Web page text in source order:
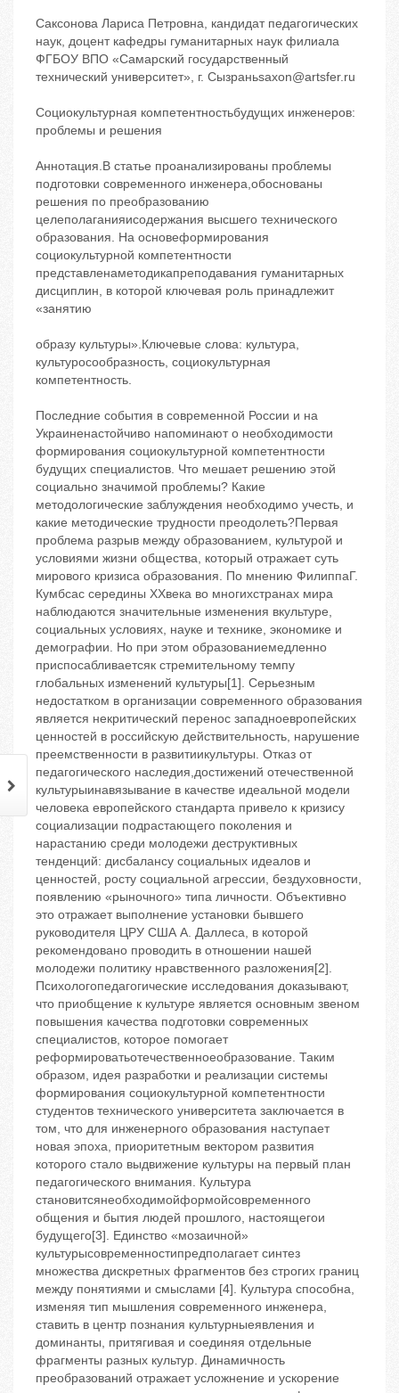
Саксонова Лариса Петровна, кандидат педагогических
наук, доцент кафедры гуманитарных наук филиала
ФГБОУ ВПО «Самарский государственный
технический университет», г. Сызраньsaxon@artsfer.ru
Социокультурная компетентностьбудущих инженеров:
проблемы и решения
Аннотация.В статье проанализированы проблемы
подготовки современного инженера,обоснованы
решения по преобразованию
целеполаганияисодержания высшего технического
образования. На основеформирования
социокультурной компетентности
представленаметодикапреподавания гуманитарных
дисциплин, в которой ключевая роль принадлежит
«занятию
образу культуры».Ключевые слова: культура,
культуросообразность, социокультурная
компетентность.
Последние события в современной России и на
Украиненастойчиво напоминают о необходимости
формирования социокультурной компетентности
будущих специалистов. Что мешает решению этой
социально значимой проблемы? Какие
методологические заблуждения необходимо учесть, и
какие методические трудности преодолеть?Первая
проблема разрыв между образованием, культурой и
условиями жизни общества, который отражает суть
мирового кризиса образования. По мнению ФилиппаГ.
Кумбсас середины XXвека во многихстранах мира
наблюдаются значительные изменения вкультуре,
социальных условиях, науке и технике, экономике и
демографии. Но при этом образованиемедленно
приспосабливаетсяк стремительному темпу
глобальных изменений культуры[1]. Серьезным
недостатком в организации современного образования
является некритический перенос западноевропейских
ценностей в российскую действительность, нарушение
преемственности в развитиикультуры. Отказ от
педагогического наследия,достижений отечественной
культурыинавязывание в качестве идеальной модели
человека европейского стандарта привело к кризису
социализации подрастающего поколения и
нарастанию среди молодежи деструктивных
тенденций: дисбалансу социальных идеалов и
ценностей, росту социальной агрессии, бездуховности,
появлению «рыночного» типа личности. Объективно
это отражает выполнение установки бывшего
руководителя ЦРУ США А. Даллеса, в которой
рекомендовано проводить в отношении нашей
молодежи политику нравственного разложения[2].
Психологопедагогические исследования доказывают,
что приобщение к культуре является основным звеном
повышения качества подготовки современных
специалистов, которое помогает
реформироватьотечественноеобразование. Таким
образом, идея разработки и реализации системы
формирования социокультурной компетентности
студентов технического университета заключается в
том, что для инженерного образования наступает
новая эпоха, приоритетным вектором развития
которого стало выдвижение культуры на первый план
педагогического внимания. Культура
становитсянеобходимойформойсовременного
общения и бытия людей прошлого, настоящегои
будущего[3]. Единство «мозаичной»
культурысовременностипредполагает синтез
множества дискретных фрагментов без строгих границ
между понятиями и смыслами [4]. Культура способна,
изменяя тип мышления современного инженера,
ставить в центр познания культурныеявления и
доминанты, притягивая и соединяя отдельные
фрагменты разных культур. Динамичность
преобразований отражает усложнение и ускорение